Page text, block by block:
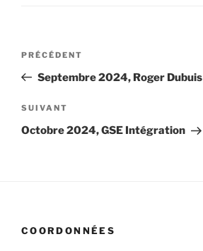
Navigation
l’article
Article
précédent
PRÉCÉDENT
Septembre 2024, Roger Dubuis
Article
suivant
SUIVANT
Octobre 2024, GSE Intégration
COORDONNÉES